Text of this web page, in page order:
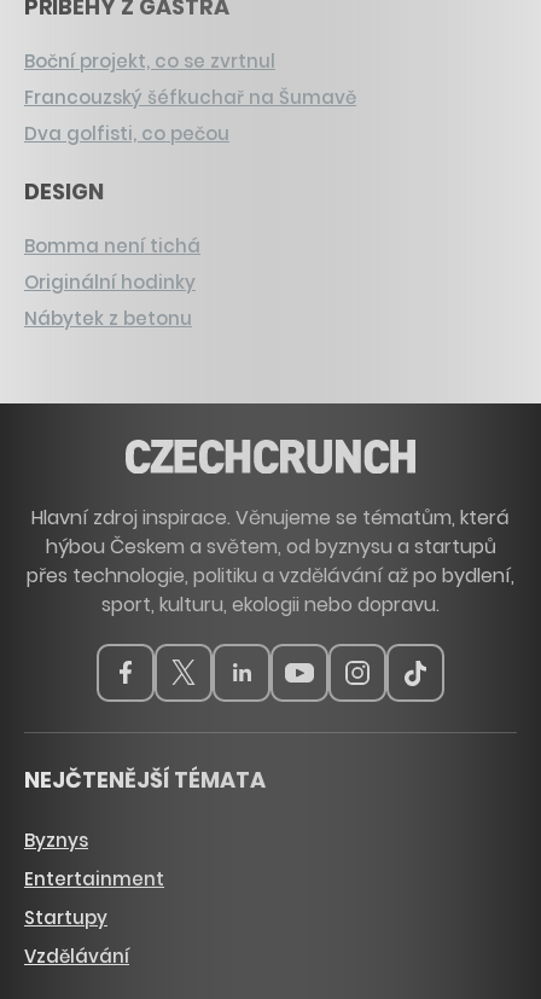
PŘÍBĚHY Z GASTRA
Boční projekt, co se zvrtnul
Francouzský šéfkuchař na Šumavě
Dva golfisti, co pečou
DESIGN
Bomma není tichá
Originální hodinky
Nábytek z betonu
Hlavní zdroj inspirace. Věnujeme se tématům, která
hýbou Českem a světem, od byznysu a startupů
přes technologie, politiku a vzdělávání až po bydlení,
sport, kulturu, ekologii nebo dopravu.
NEJČTENĚJŠÍ TÉMATA
Byznys
Entertainment
Startupy
Vzdělávání